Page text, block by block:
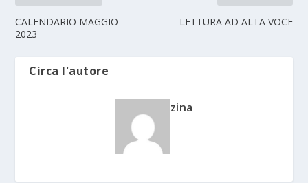
CALENDARIO MAGGIO
2023
LETTURA AD ALTA VOCE
Circa l'autore
zina